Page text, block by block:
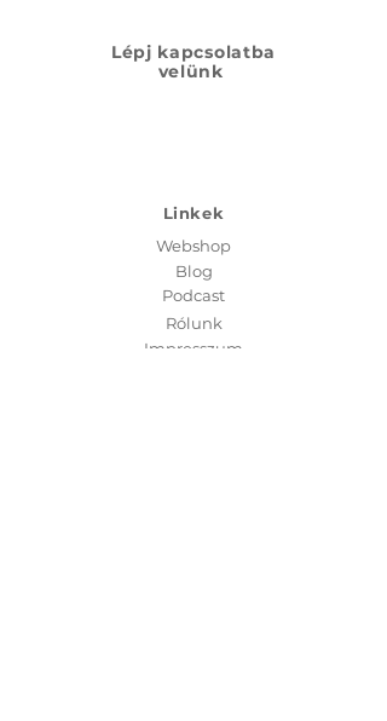
Lépj kapcsolatba
velünk
Linkek
Webshop
Blog
Podcast
Rólunk
Impresszum